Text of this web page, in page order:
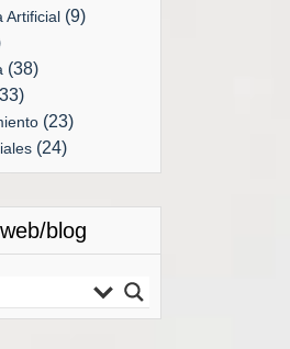
Artificial (9)
(38)
(23)
(24)
blog